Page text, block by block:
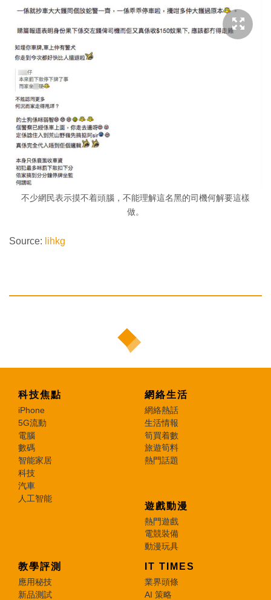
不少網民表示摸不着頭腦，不能理解這名黑的司機何解要這樣
做。
Source: lihkg
科技焦點
iPhone
5G流動
電腦
數碼
智能家居
科技
汽車
人工智能
網絡生活
網絡熱話
生活情報
筍買着數
旅遊筍料
熱門話題
遊戲動漫
熱門遊戲
電競裝備
動漫玩具
教學評測
應用秘技
新品測試
IT TIMES
業界頭條
AI 策略